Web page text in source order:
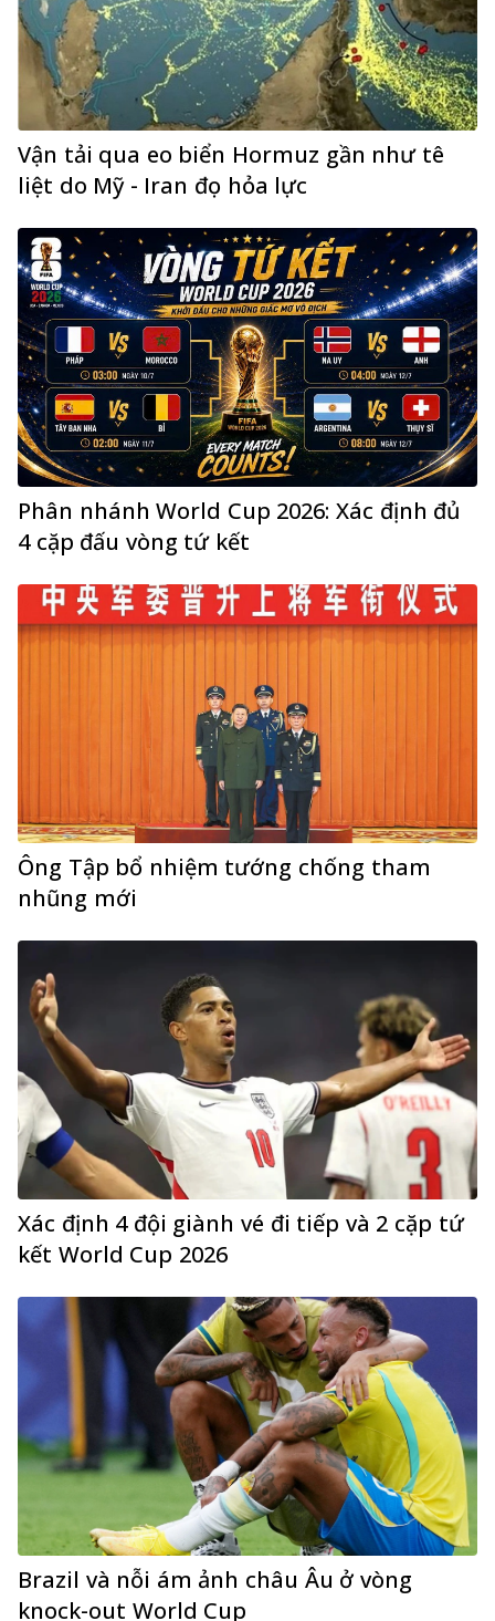
Vận tải qua eo biển Hormuz gần như tê
liệt do Mỹ - Iran đọ hỏa lực
Phân nhánh World Cup 2026: Xác định đủ
4 cặp đấu vòng tứ kết
Ông Tập bổ nhiệm tướng chống tham
nhũng mới
Xác định 4 đội giành vé đi tiếp và 2 cặp tứ
kết World Cup 2026
Brazil và nỗi ám ảnh châu Âu ở vòng
knock-out World Cup